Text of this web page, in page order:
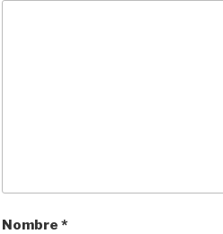
Nombre *